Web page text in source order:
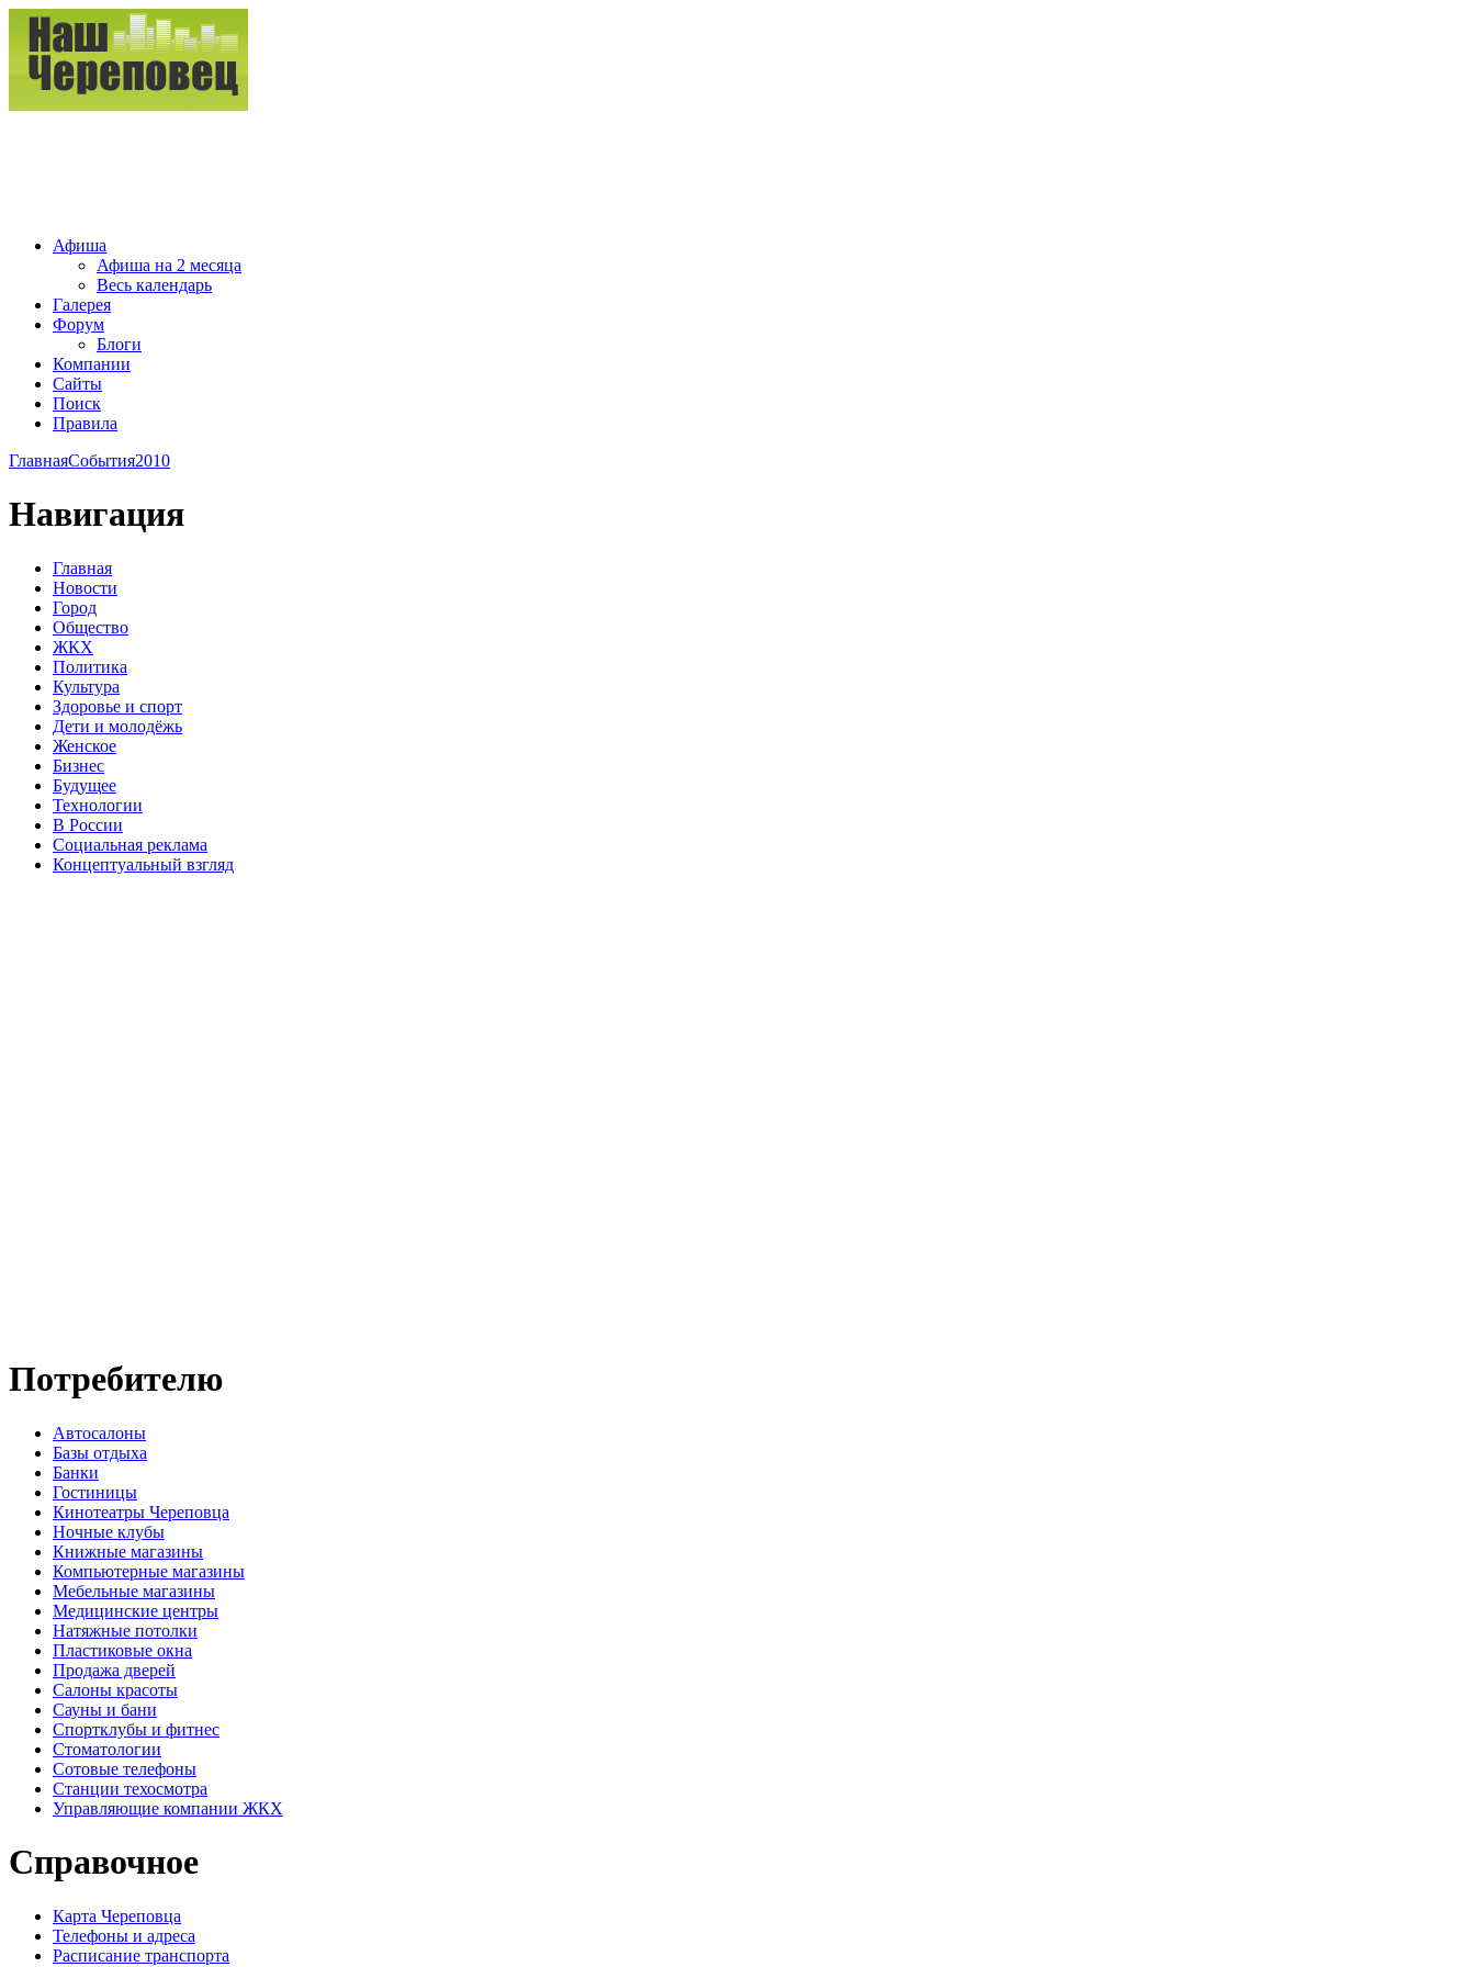
Афиша
Афиша на 2 месяца
Весь календарь
Галерея
Форум
Блоги
Компании
Сайты
Поиск
Правила
ГлавнаяСобытия2010
Навигация
Главная
Новости
Город
Общество
ЖКХ
Политика
Культура
Здоровье и спорт
Дети и молодёжь
Женское
Бизнес
Будущее
Технологии
В России
Социальная реклама
Концептуальный взгляд
Потребителю
Автосалоны
Базы отдыха
Банки
Гостиницы
Кинотеатры Череповца
Ночные клубы
Книжные магазины
Компьютерные магазины
Мебельные магазины
Медицинские центры
Натяжные потолки
Пластиковые окна
Продажа дверей
Салоны красоты
Сауны и бани
Спортклубы и фитнес
Стоматологии
Сотовые телефоны
Станции техосмотра
Управляющие компании ЖКХ
Справочное
Карта Череповца
Телефоны и адреса
Расписание транспорта